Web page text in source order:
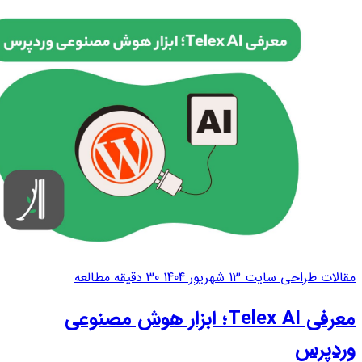
مقالات طراحی سایت 13 شهریور 1404 30 دقیقه مطالعه
معرفی Telex AI؛ ابزار هوش مصنوعی
وردپرس